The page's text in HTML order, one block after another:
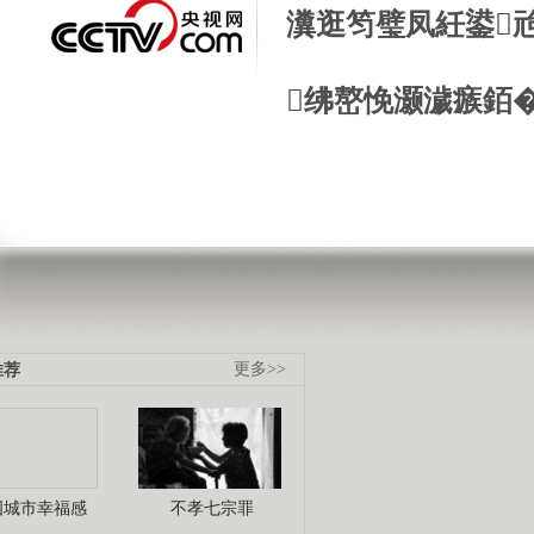
瀵逛笉璧凤紝鍙
绋嶅悗灏濊瘯銆
更多>>
荐
城市幸福感 不孝七宗罪